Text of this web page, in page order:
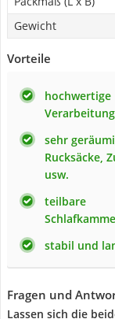
Gewicht
Vorteile
hochwertige
Verarbeitung
sehr
Rucksäcke,
usw.
teilbare
stabil und
Fragen und
Lassen sich die